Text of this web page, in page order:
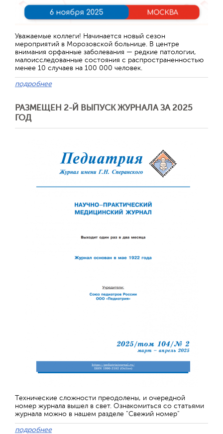
Уважаемые коллеги! Начинается новый сезон
мероприятий в Морозовской больнице. В центре
внимания орфанные заболевания — редкие патологии,
малоисследованные состояния с распространенностью
менее 10 случаев на 100 000 человек.
подробнее
РАЗМЕЩЕН 2-Й ВЫПУСК ЖУРНАЛА ЗА 2025
ГОД
Технические сложности преодолены, и очередной
номер журнала вышел в свет. Ознакомиться со статьями
журнала можно в нашем разделе "Свежий номер"
подробнее